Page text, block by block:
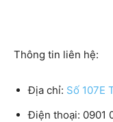
Thông tin liên hệ:
Địa chỉ: Số 107E
Điện thoại: 0901